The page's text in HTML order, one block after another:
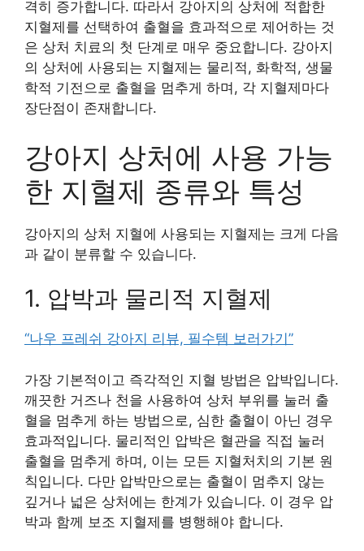
격히 증가합니다. 따라서 강아지의 상처에 적합한
지혈제를 선택하여 출혈을 효과적으로 제어하는 것
은 상처 치료의 첫 단계로 매우 중요합니다. 강아지
의 상처에 사용되는 지혈제는 물리적, 화학적, 생물
학적 기전으로 출혈을 멈추게 하며, 각 지혈제마다
장단점이 존재합니다.
강아지 상처에 사용 가능
한 지혈제 종류와 특성
강아지의 상처 지혈에 사용되는 지혈제는 크게 다음
과 같이 분류할 수 있습니다.
1. 압박과 물리적 지혈제
“나우 프레쉬 강아지 리뷰, 필수템 보러가기”
가장 기본적이고 즉각적인 지혈 방법은 압박입니다.
깨끗한 거즈나 천을 사용하여 상처 부위를 눌러 출
혈을 멈추게 하는 방법으로, 심한 출혈이 아닌 경우
효과적입니다. 물리적인 압박은 혈관을 직접 눌러
출혈을 멈추게 하며, 이는 모든 지혈처치의 기본 원
칙입니다. 다만 압박만으로는 출혈이 멈추지 않는
깊거나 넓은 상처에는 한계가 있습니다. 이 경우 압
박과 함께 보조 지혈제를 병행해야 합니다.